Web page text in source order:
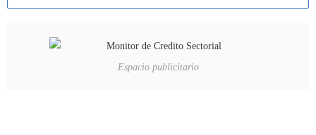
Espacio publicitario